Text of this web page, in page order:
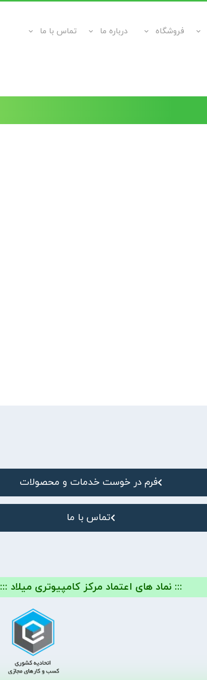
فروشگاه درباره ما تماس با ما
فرم در خوست خدمات و محصولات
تماس با ما
::: نماد های اعتماد مرکز کامپیوتری میلاد :::